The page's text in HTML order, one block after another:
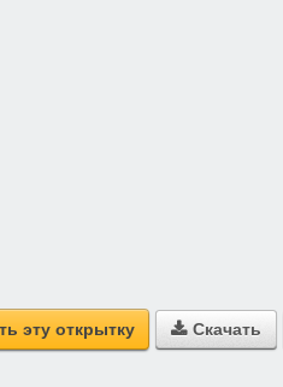
эту открытку  Скачать